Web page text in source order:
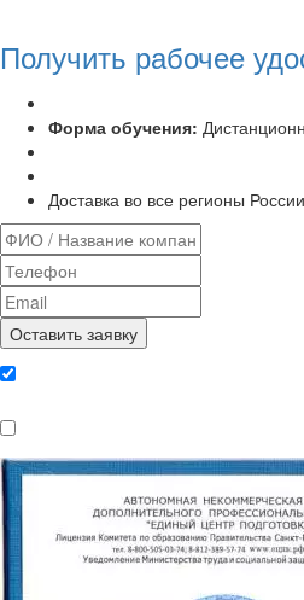
Получить рабочее
Форма обучения:
Доставка во все регионы России